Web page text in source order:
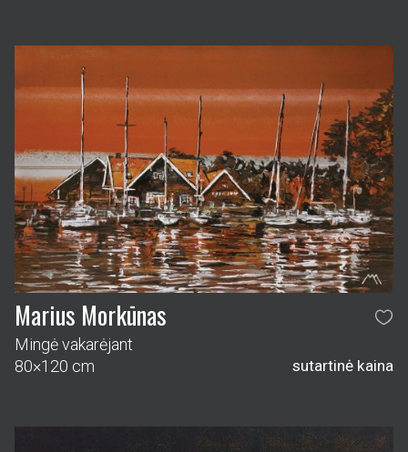
Marius Morkūnas
Mingė vakarėjant
80×120 cm
sutartinė kaina